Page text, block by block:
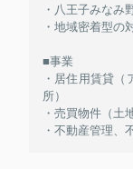
・八王子みなみ
・地域密着型の
■事業
・居住用賃貸
所）
・売買物件（土
・不動産管理、